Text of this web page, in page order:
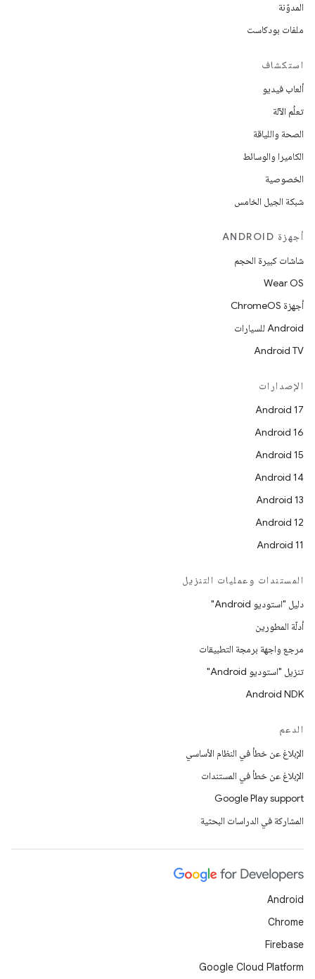
المدوّنة
ملفات بودكاست
استكشاف
ألعاب فيديو
تعلُم الآلة
الصحة واللياقة
الكاميرا والوسائط
الخصوصية
شبكة الجيل الخامس
أجهزة ANDROID
شاشات كبيرة الحجم
Wear OS
أجهزة ChromeOS
Android للسيارات
Android TV
الإصدارات
Android 17
Android 16
Android 15
Android 14
Android 13
Android 12
Android 11
المستندات وعمليات التنزيل
دليل "استوديو Android"
أدلّة المطورين
مرجع واجهة برمجة التطبيقات
تنزيل "استوديو Android"
Android NDK
الدعم
الإبلاغ عن خطأ في النظام الأساسي
الإبلاغ عن خطأ في المستندات
Google Play support
المشاركة في الدراسات البحثية
Android
Chrome
Firebase
Google Cloud Platform